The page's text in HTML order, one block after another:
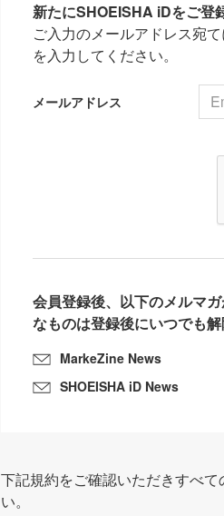
新たにSHOEISHA iDをご登
ご入力のメールアドレス宛
を入力してください。
メールアドレス
会員登録後、以下のメルマ
なものは登録後にいつでも解
MarkeZine News
SHOEISHA iD News
下記規約をご確認いただきすべ
い。